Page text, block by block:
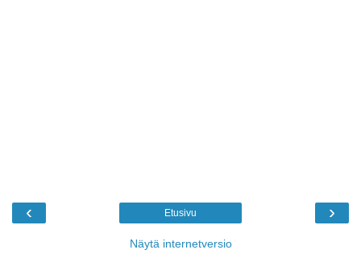
‹ ›
Etusivu
Näytä internetversio